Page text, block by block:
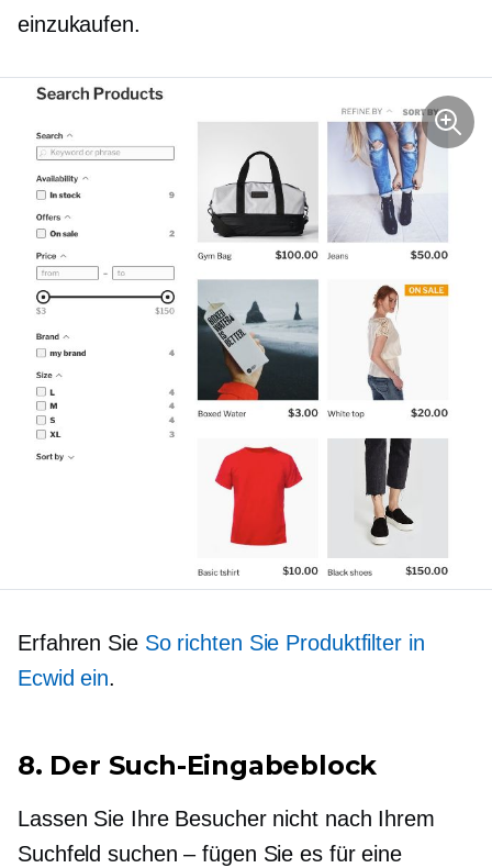
einzukaufen.
Erfahren Sie So richten Sie Produktfilter in
Ecwid ein.
8. Der Such-Eingabeblock
Lassen Sie Ihre Besucher nicht nach Ihrem
Suchfeld suchen – fügen Sie es für eine